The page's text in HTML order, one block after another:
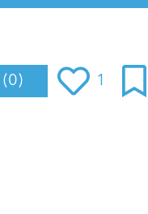
(0) 1